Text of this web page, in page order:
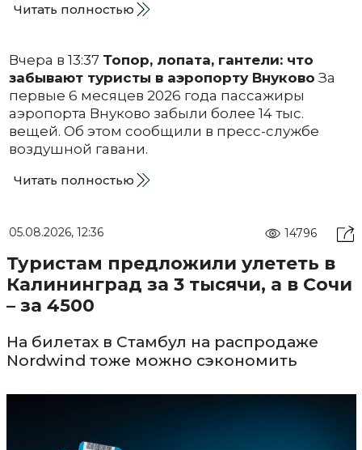
Читать полностью
Вчера в 13:37 Топор, лопата, гантели: что
забывают туристы в аэропорту Внуково За
первые 6 месяцев 2026 года пассажиры
аэропорта Внуково забыли более 14 тыс.
вещей. Об этом сообщили в пресс-службе
воздушной гавани.
Читать полностью
05.08.2026, 12:36 14796
Туристам предложили улететь в
Калининград за 3 тысячи, а в Сочи
– за 4500
На билетах в Стамбул на распродаже
Nordwind тоже можно сэкономить